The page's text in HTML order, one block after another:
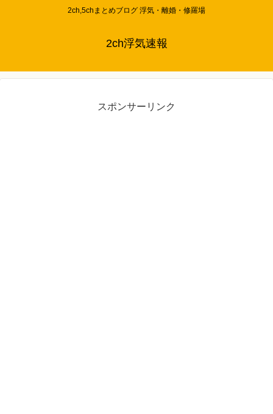
2ch,5chまとめブログ 浮気・離婚・修羅場
2ch浮気速報
スポンサーリンク